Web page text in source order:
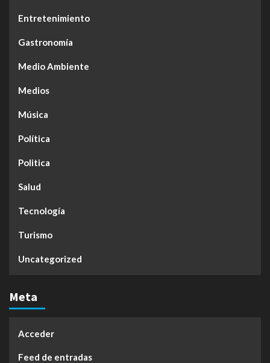
Entretenimiento
Gastronomía
Medio Ambiente
Medios
Música
Política
Politica
Salud
Tecnología
Turismo
Uncategorized
Meta
Acceder
Feed de entradas